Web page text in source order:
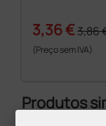
3,36 €3,86
(Preço sem IVA)
Produtos